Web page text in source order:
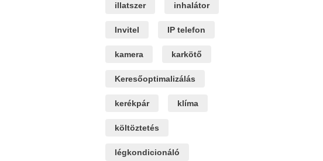
illatszer inhalátor
Invitel IP telefon
kamera karkötő
Keresőoptimalizálás
kerékpár klíma
költöztetés
légkondicionáló